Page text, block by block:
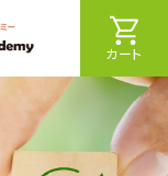
カート